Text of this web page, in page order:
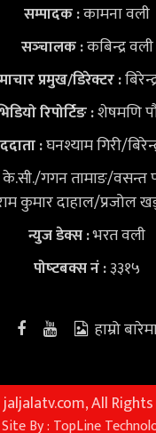
सम्पादक :कामना वली
सञ्‍चालक :कबिन्द्र वली
प्रमुख/डिरेक्टर :
रिपोर्टिङ :शेषमणि
:घनश्याम गिरी/
गगन तामाङ/वसन्त
कुमार दाहाल/प्रजोल
न्युज डेक्स:भरत वली
पोष्‍टबक्स नं :३३१५
हाम्रो
All
Site By : TopLine